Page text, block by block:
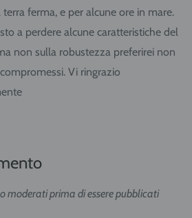
terra ferma, e per alcune ore in mare.
a perdere alcune caratteristiche del
non sulla robustezza preferirei non
Vi ringrazio
moderati prima di essere pubblicati